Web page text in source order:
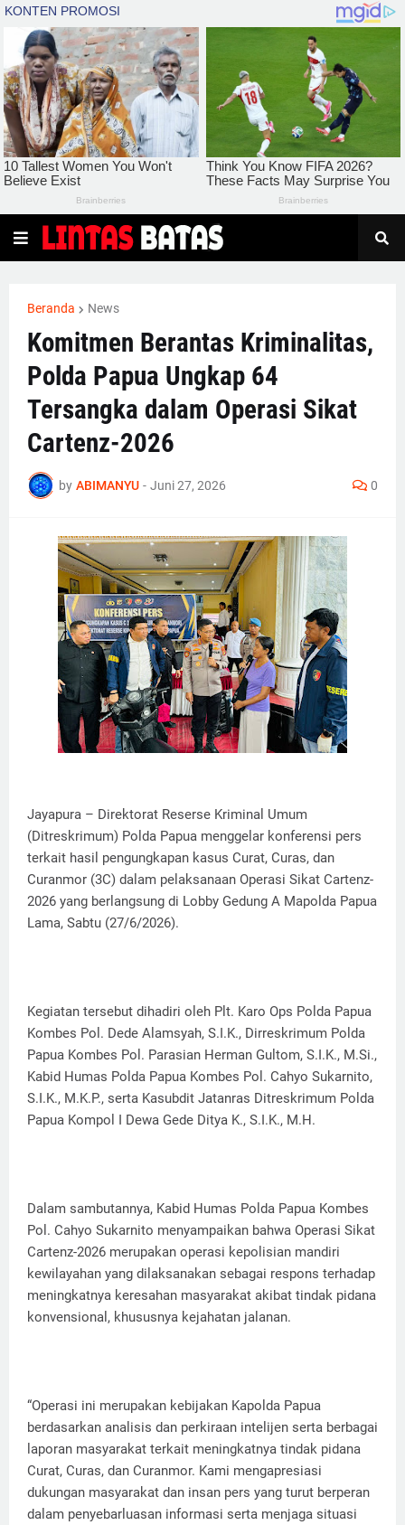
Beranda News
Komitmen Berantas Kriminalitas,
Polda Papua Ungkap 64
Tersangka dalam Operasi Sikat
Cartenz-2026
by ABIMANYU - Juni 27, 2026 0
Jayapura – Direktorat Reserse Kriminal Umum
(Ditreskrimum) Polda Papua menggelar konferensi pers
terkait hasil pengungkapan kasus Curat, Curas, dan
Curanmor (3C) dalam pelaksanaan Operasi Sikat Cartenz-
2026 yang berlangsung di Lobby Gedung A Mapolda Papua
Lama, Sabtu (27/6/2026).
Kegiatan tersebut dihadiri oleh Plt. Karo Ops Polda Papua
Kombes Pol. Dede Alamsyah, S.I.K., Dirreskrimum Polda
Papua Kombes Pol. Parasian Herman Gultom, S.I.K., M.Si.,
Kabid Humas Polda Papua Kombes Pol. Cahyo Sukarnito,
S.I.K., M.K.P., serta Kasubdit Jatanras Ditreskrimum Polda
Papua Kompol I Dewa Gede Ditya K., S.I.K., M.H.
Dalam sambutannya, Kabid Humas Polda Papua Kombes
Pol. Cahyo Sukarnito menyampaikan bahwa Operasi Sikat
Cartenz-2026 merupakan operasi kepolisian mandiri
kewilayahan yang dilaksanakan sebagai respons terhadap
meningkatnya keresahan masyarakat akibat tindak pidana
konvensional, khususnya kejahatan jalanan.
“Operasi ini merupakan kebijakan Kapolda Papua
berdasarkan analisis dan perkiraan intelijen serta berbagai
laporan masyarakat terkait meningkatnya tindak pidana
Curat, Curas, dan Curanmor. Kami mengapresiasi
dukungan masyarakat dan insan pers yang turut berperan
dalam penyebarluasan informasi serta menjaga situasi